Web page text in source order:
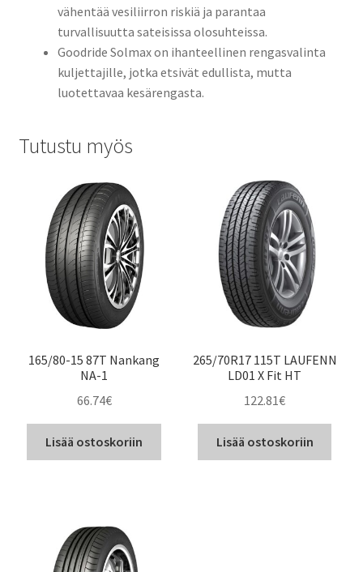
vähentää vesiliirron riskiä ja parantaa
turvallisuutta sateisissa olosuhteissa.
Goodride Solmax on ihanteellinen rengasvalinta
kuljettajille, jotka etsivät edullista, mutta
luotettavaa kesärengasta.
Tutustu myös
165/80-15 87T Nankang
NA-1
66.74€
Lisää ostoskoriin
265/70R17 115T LAUFENN
LD01 X Fit HT
122.81€
Lisää ostoskoriin